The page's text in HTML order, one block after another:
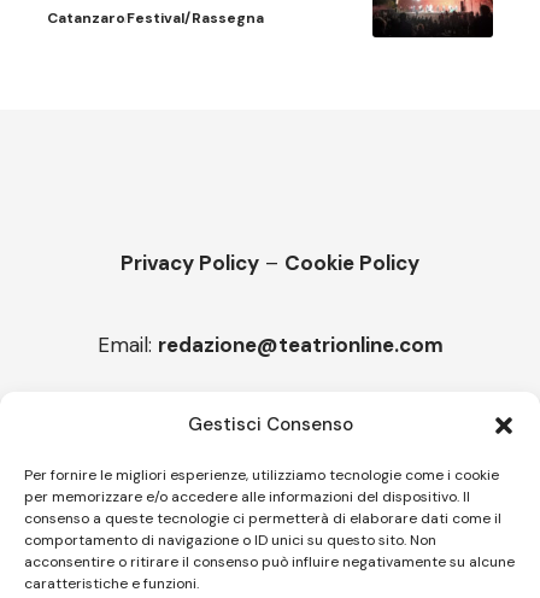
Gestisci Consenso
Per fornire le migliori esperienze, utilizziamo tecnologie come i cookie
per memorizzare e/o accedere alle informazioni del dispositivo. Il
consenso a queste tecnologie ci permetterà di elaborare dati come il
comportamento di navigazione o ID unici su questo sito. Non
acconsentire o ritirare il consenso può influire negativamente su alcune
caratteristiche e funzioni.
CatanzaroFestival/Rassegna
Privacy Policy – Cookie Policy
Email: redazione@teatrionline.com
“Armonie d’arte” attende Joey Calderazzo